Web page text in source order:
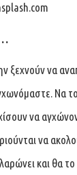
ξεχνούν να
Να
να
να
και θα το